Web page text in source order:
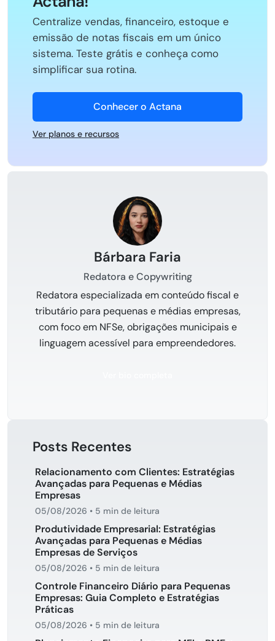
Centralize vendas, financeiro, estoque e
emissão de notas fiscais em um único
sistema. Teste grátis e conheça como
simplificar sua rotina.
Conhecer o Actana
Ver planos e recursos
Bárbara Faria
Redatora e Copywriting
Redatora especializada em conteúdo fiscal e
tributário para pequenas e médias empresas,
com foco em NFSe, obrigações municipais e
linguagem acessível para empreendedores.
Posts Recentes
Relacionamento com Clientes: Estratégias
Avançadas para Pequenas e Médias
Empresas
05/08/2026 • 5 min de leitura
Produtividade Empresarial: Estratégias
Avançadas para Pequenas e Médias
Empresas de Serviços
05/08/2026 • 5 min de leitura
Controle Financeiro Diário para Pequenas
Empresas: Guia Completo e Estratégias
Práticas
05/08/2026 • 5 min de leitura